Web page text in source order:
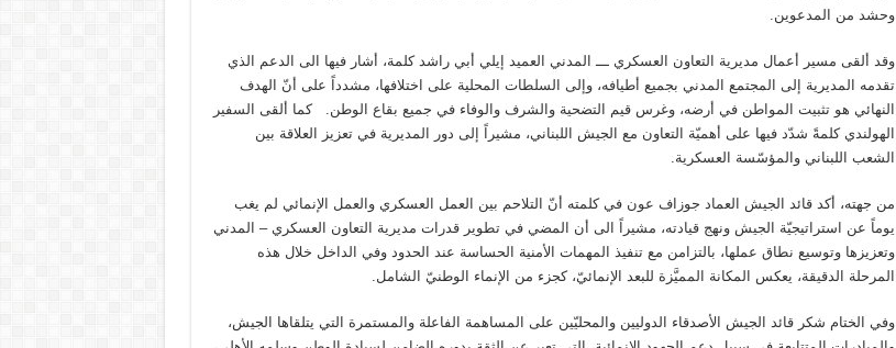
وحشد من المدعوين.
وقد ألقى مسير أعمال مديرية التعاون العسكري ـــ المدني العميد إيلي أبي راشد كلمة، أشار فيها الى الدعم الذي
تقدمه المديرية إلى المجتمع المدني بجميع أطيافه، وإلى السلطات المحلية على اختلافها، مشدداً على أنّ الهدف
النهائي هو تثبيت المواطن في أرضه، وغرس قيم التضحية والشرف والوفاء في جميع بقاع الوطن. كما ألقى السفير
الهولندي كلمةً شدّد فيها على أهميّة التعاون مع الجيش اللبناني، مشيراً إلى دور المديرية في تعزيز العلاقة بين
الشعب اللبناني والمؤسّسة العسكرية.
من جهته، أكد قائد الجيش العماد جوزاف عون في كلمته أنّ التلاحم بين العمل العسكري والعمل الإنمائي لم يغب
يوماً عن استراتيجيّة الجيش ونهج قيادته، مشيراً الى أن المضي في تطوير قدرات مديرية التعاون العسكري – المدني
وتعزيزها وتوسيع نطاق عملها، بالتزامن مع تنفيذ المهمات الأمنية الحساسة عند الحدود وفي الداخل خلال هذه
المرحلة الدقيقة، يعكس المكانة المميَّزة للبعد الإنمائيّ، كجزء من الإنماء الوطنيّ الشامل.
وفي الختام شكر قائد الجيش الأصدقاء الدوليين والمحليّين على المساهمة الفاعلة والمستمرة التي يتلقاها الجيش،